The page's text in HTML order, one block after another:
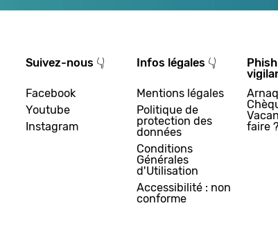
Suivez-nous 👇
Facebook
Youtube
Instagram
Infos légales 👇
Mentions légales
Politique de
protection des
données
Conditions
Générales
d'Utilisation
Accessibilité : non
conforme
faire